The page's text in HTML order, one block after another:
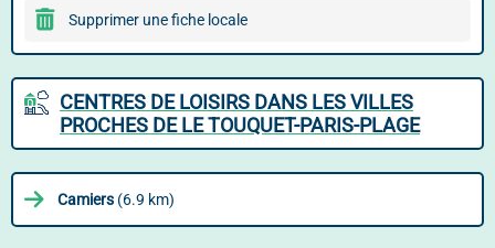
Supprimer une fiche locale
CENTRES DE LOISIRS DANS LES VILLES
PROCHES DE LE TOUQUET-PARIS-PLAGE
Camiers (6.9 km)